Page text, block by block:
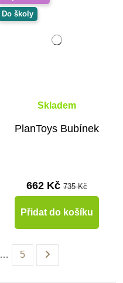
Do školy
Skladem
PlanToys Bubínek
662 Kč 735 Kč
Přidat do košíku
… 5